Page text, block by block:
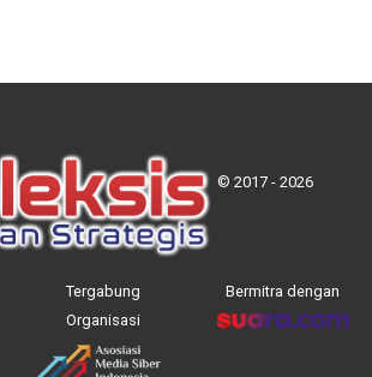
© 2017 - 2026
Tergabung
Organisasi
Bermitra dengan